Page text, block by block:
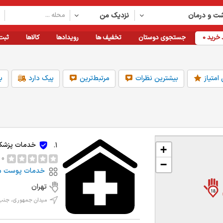
نزدیک من و درمان
کالاها رویدادها تخفیف ها جستجوی دوستان 0
پیک دارد مرتبط‌ترین بیشترین نظرات
بهداشت و درمان
لوازم خانگی
خدمات آموزشی
پمپ بنزین
دسته بندی بیشتر
بهداشت و درمان
قابلیت رزرواسیون
کارت خوان دارد
پارکینگ دارد
مناسب برای کودکان
فاصله
20km
1.
خدمات
0 نظر
خدمات پوست
تهران
میدان جمهوری، جنب
18
+
−